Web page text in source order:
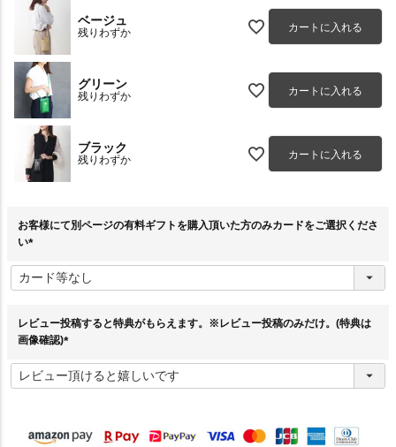
ベージュ
残りわずか カートに入れる
グリーン
残りわずか カートに入れる
ブラック
残りわずか カートに入れる
お客様にて別ページの有料ギフトを購入頂いた方のみカードをご選択くださ
い
必
須
レビュー投稿すると特典がもらえます。※レビュー投稿のみだけ。(特典は
画像確認)
必
須